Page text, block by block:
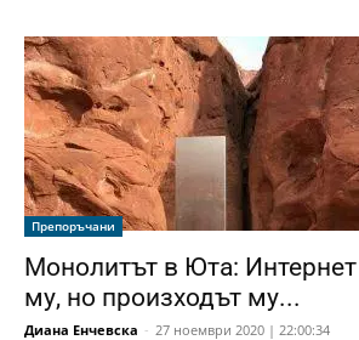
Препоръчани
Монолитът в Юта:
му, но произходът му...
Диана Енчевска - 27 ноември 2020 | 22:00:34